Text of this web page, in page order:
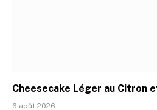
Cheesecake Léger au Citron
6 août 2026